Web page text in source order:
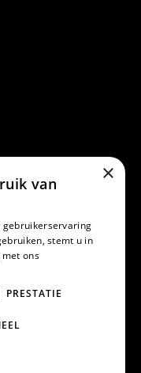
×
van
gebruikerservaring
stemt u in
ons
PRESTATIE